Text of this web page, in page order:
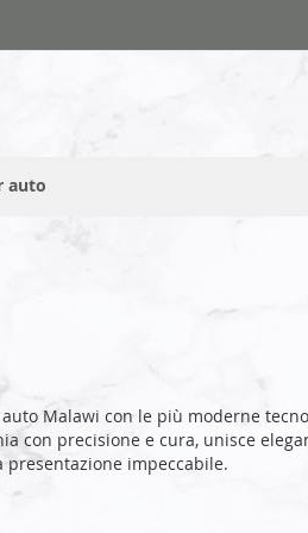
auto
Malawi con le più moderne
precisione e cura, unisce
impeccabile.